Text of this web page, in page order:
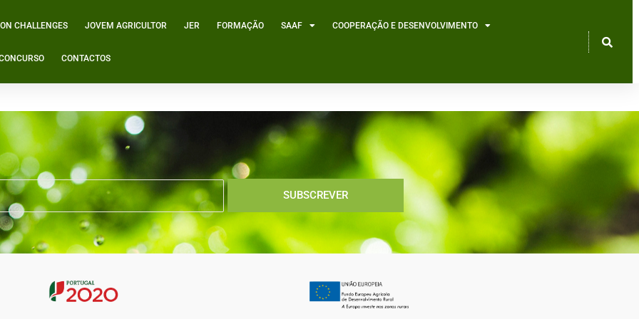
CHALLENGES JOVEM AGRICULTOR JER FORMAÇÃO SAAF COOPERAÇÃO E DESENVOLVIMENTO
CONTACTOS
SUBSCREVER